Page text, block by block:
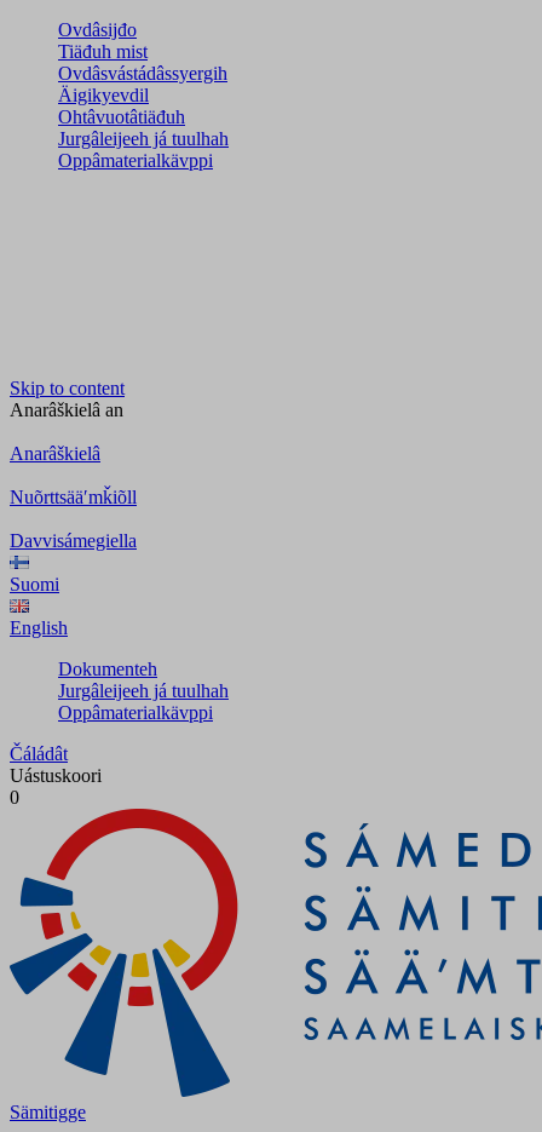
Ovdâsijđo
Tiäđuh mist
Ovdâsvástádâssyergih
Äigikyevdil
Ohtâvuotâtiäđuh
Jurgâleijeeh já tuulhah
Oppâmaterialkävppi
Skip to content
Anarâškielâ an
Anarâškielâ
Nuõrttsääʹmǩiõll
Davvisámegiella
Suomi
English
Dokumenteh
Jurgâleijeeh já tuulhah
Oppâmaterialkävppi
Čáládât
Uástuskoori
0
Sämitigge